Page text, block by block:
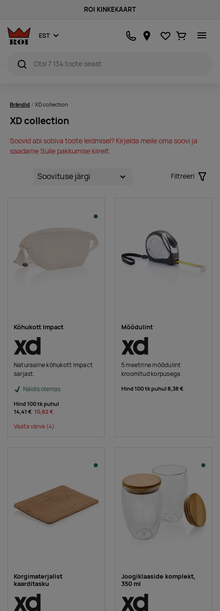
ROI KINKEKAART
EST Lemmikud
Ostukorv
Brändid XD collection
XD collection
Soovid abi sobiva toote leidmisel? Kirjelda meile oma soovi ja
saadame Sulle pakkumise kiirelt.
Filtreeri
Filter
Kõhukott Impact
Naturaalne kõhukott Impact
sarjast.
Näidis olemas
Hind 100 tk puhul
14,41 € 10,82 €
Vaata värve(4)
Mõõdulint
5 meetrine mõõdulint
kroomitud korpusega.
Hind 100 tk puhul8,38 €
Korgimaterjalist
kaarditasku
Joogiklaaside komplekt,
350 ml